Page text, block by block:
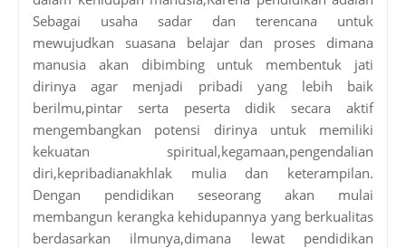
Sebagai usaha sadar dan terencana untuk
mewujudkan suasana belajar dan proses dimana
manusia akan dibimbing untuk membentuk jati
dirinya agar menjadi pribadi yang lebih baik
berilmu,pintar serta peserta didik secara aktif
mengembangkan potensi dirinya untuk memiliki
kekuatan spiritual,kegamaan,pengendalian
diri,kepribadianakhlak mulia dan keterampilan.
Dengan pendidikan seseorang akan mulai
membangun kerangka kehidupannya yang berkualitas
berdasarkan ilmunya,dimana lewat pendidikan